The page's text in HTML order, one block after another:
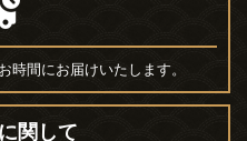
時間にお届けいたします。
関して